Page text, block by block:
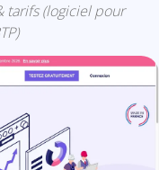
tarifs (logiciel pour